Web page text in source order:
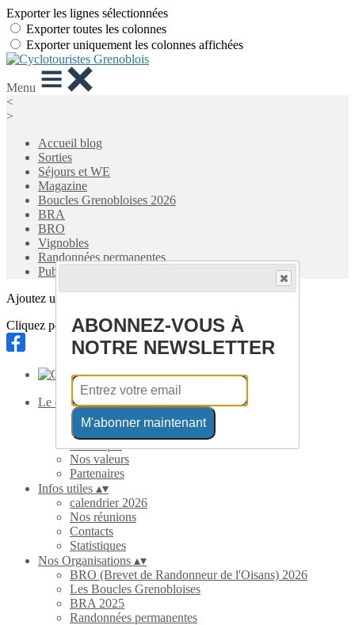
Exporter les lignes sélectionnées
Exporter toutes les colonnes
Exporter uniquement les colonnes affichées
Menu
<
>
Accueil blog
Sorties
Séjours et WE
Magazine
Boucles Grenobloises 2026
BRA
BRO
Vignobles
Randonnées permanentes
Publications
Ajoutez un logo, un bouton, des réseaux sociaux
Cliquez pour éditer
Le club▴▾
Présentation
Le Comité Directeur
Nos valeurs
Partenaires
Infos utiles ▴▾
calendrier 2026
Nos réunions
Contacts
Statistiques
Nos Organisations ▴▾
BRO (Brevet de Randonneur de l'Oisans) 2026
Les Boucles Grenobloises
BRA 2025
Randonnées permanentes
ABONNEZ-VOUS À
NOTRE NEWSLETTER
M'abonner maintenant